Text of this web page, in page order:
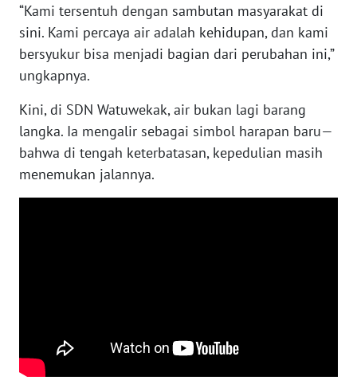
“Kami tersentuh dengan sambutan masyarakat di
sini. Kami percaya air adalah kehidupan, dan kami
bersyukur bisa menjadi bagian dari perubahan ini,”
ungkapnya.
Kini, di SDN Watuwekak, air bukan lagi barang
langka. Ia mengalir sebagai simbol harapan baru—
bahwa di tengah keterbatasan, kepedulian masih
menemukan jalannya.
WN
KALBAR
WN
WN
KALTARA